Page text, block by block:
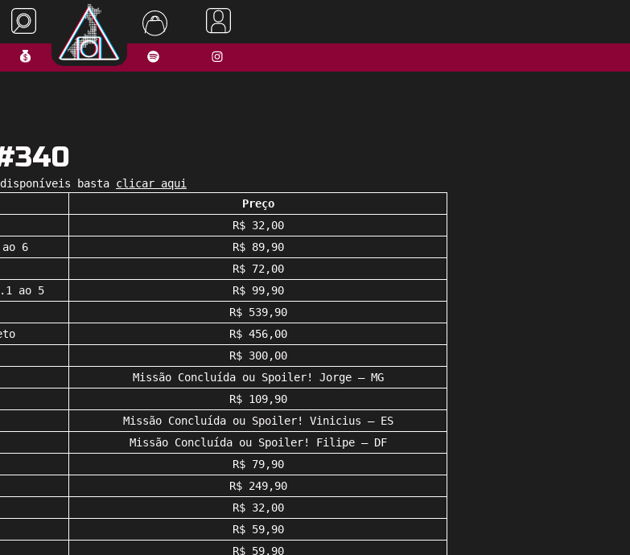
basta clicar aqui
Preço
R$ 32,00
6
R$ 89,90
R$ 72,00
ao 5
R$ 99,90
R$ 539,90
R$ 456,00
R$ 300,00
Missão Concluída ou Spoiler! Jorge – MG
R$ 109,90
Missão Concluída ou Spoiler! Vinicius – ES
Missão Concluída ou Spoiler! Filipe – DF
R$ 79,90
R$ 249,90
R$ 32,00
R$ 59,90
R$ 59,90